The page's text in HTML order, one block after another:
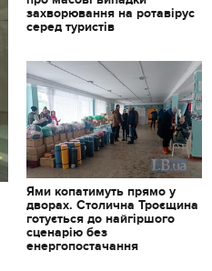
захворювання на ротавірус
серед туристів
Ями копатимуть прямо у
дворах. Столична Троєщина
готується до найгіршого
сценарію без
енергопостачання